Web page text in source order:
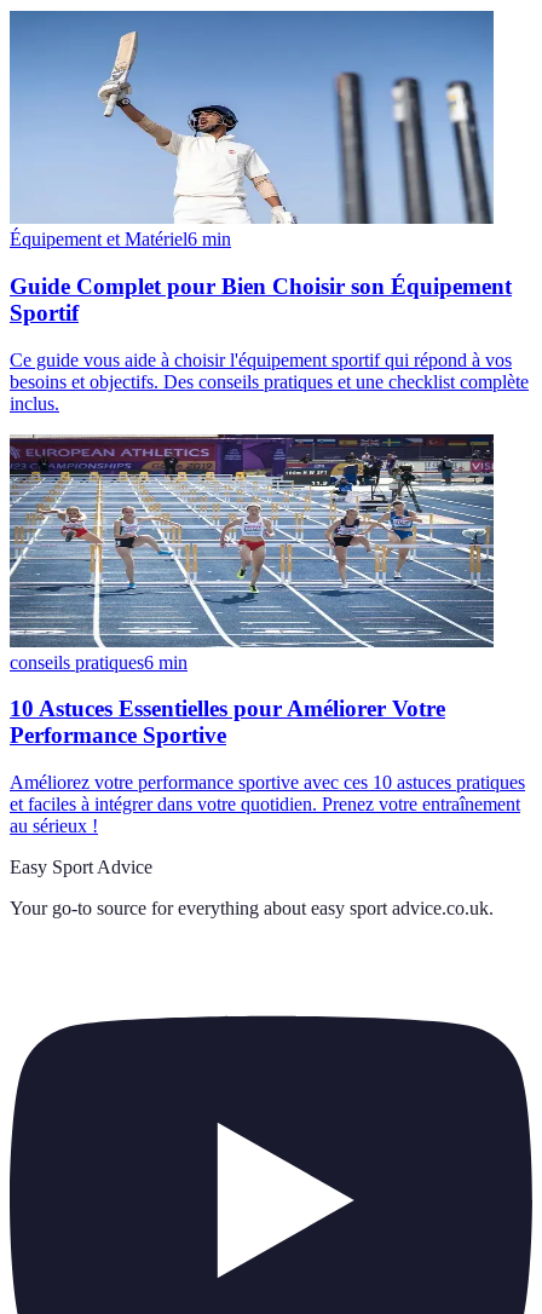
Équipement et Matériel6 min
Guide Complet pour Bien Choisir son Équipement
Sportif
Ce guide vous aide à choisir l'équipement sportif qui répond à vos
besoins et objectifs. Des conseils pratiques et une checklist complète
inclus.
conseils pratiques6 min
10 Astuces Essentielles pour Améliorer Votre
Performance Sportive
Améliorez votre performance sportive avec ces 10 astuces pratiques
et faciles à intégrer dans votre quotidien. Prenez votre entraînement
au sérieux !
Easy Sport Advice
Your go-to source for everything about easy sport advice.co.uk.